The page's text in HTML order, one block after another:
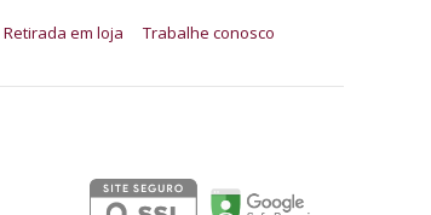
Retirada em loja Trabalhe conosco